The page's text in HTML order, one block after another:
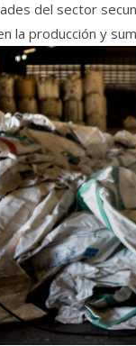
del sector
la producción y